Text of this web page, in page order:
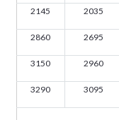
2035
2145
2695
2860
2960
3150
3095
3290